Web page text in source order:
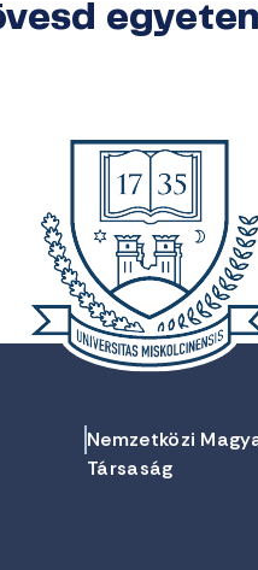
Nemzetközi
Társaság